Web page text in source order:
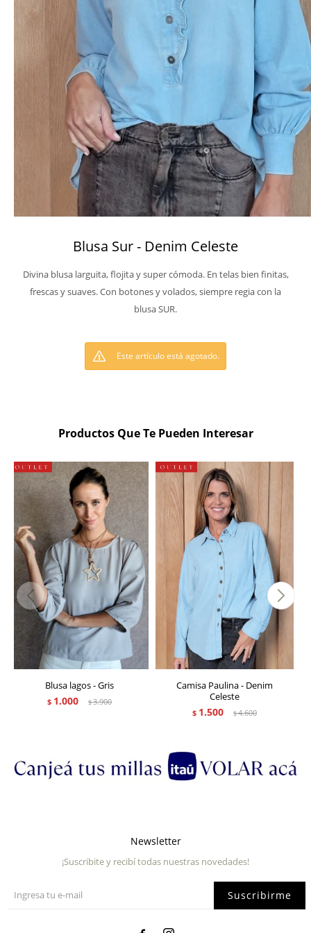
Blusa Sur - Denim Celeste
Divina blusa larguita, flojita y super cómoda. En telas bien finitas,
frescas y suaves. Con botones y volados, siempre regia con la
blusa SUR.
Este artículo está agotado.
Productos Que Te Pueden Interesar
Blusa lagos - Gris
$ 1.000 $3.900
Camisa Paulina - Denim
Celeste
$ 1.500 $4.600
Newsletter
¡Suscribite y recibí todas nuestras novedades!
Suscribirme